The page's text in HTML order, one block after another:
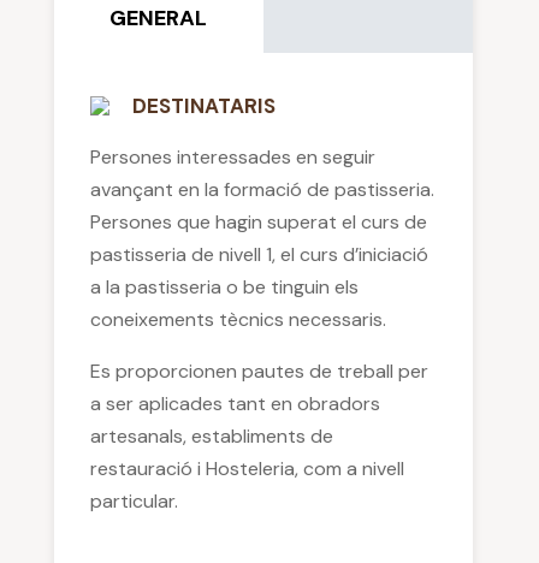
GENERAL
DESTINATARIS
Persones interessades en seguir
avançant en la formació de pastisseria.
Persones que hagin superat el curs de
pastisseria de nivell 1, el curs d’iniciació
a la pastisseria o be tinguin els
coneixements tècnics necessaris.
Es proporcionen pautes de treball per
a ser aplicades tant en obradors
artesanals, establiments de
restauració i Hosteleria, com a nivell
particular.